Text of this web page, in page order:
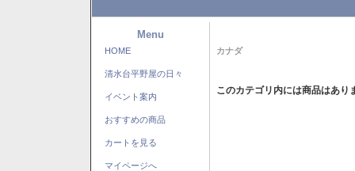
Menu
HOME
清水台平野屋の日々
イベント案内
おすすめの商品
カートを見る
マイページへ
カナダ
このカテゴリ内には商品はあり